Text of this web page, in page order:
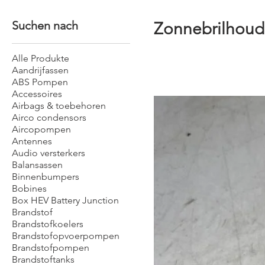
Suchen nach
Alle Produkte
Aandrijfassen
ABS Pompen
Accessoires
Airbags & toebehoren
Airco condensors
Aircopompen
Antennes
Audio versterkers
Balansassen
Binnenbumpers
Bobines
Box HEV Battery Junction
Brandstof
Brandstofkoelers
Brandstofopvoerpompen
Brandstofpompen
Brandstoftanks